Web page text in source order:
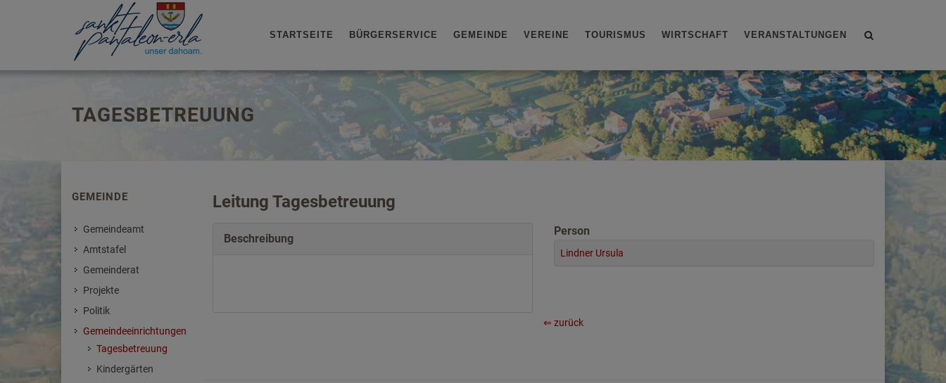
Site
STARTSEITE BÜRGERSERVICE GEMEINDE VEREINE TOURISMUS WIRTSCHAFT VERANSTALTUNGEN
TAGESBETREUUNG
Leitung Tagesbetreuung
Beschreibung
Person
Lindner Ursula
⇐ zurück
GEMEINDE
Gemeindeamt
Amtstafel
Gemeinderat
Projekte
Politik
Gemeindeeinrichtungen
Tagesbetreuung
Kindergärten